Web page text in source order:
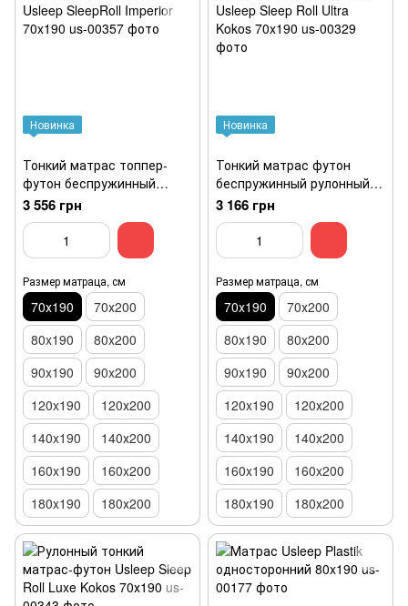
Новинка
Тонкий матрас топпер-
футон беспружинный
Usleep SleepRoll Imperior
70x190
3 556 грн
Размер матраца, см
70х190
70х200
80x190
80x200
90x190
90x200
120x190
120х200
140x190
140х200
160x190
160x200
180x190
180х200
Новинка
Тонкий матрас футон
беспружинный рулонный
Usleep Sleep Roll Ultra
Kokos 70x190
3 166 грн
Размер матраца, см
70х190
70х200
80x190
80x200
90x190
90x200
120x190
120х200
140x190
140х200
160x190
160x200
180x190
180х200